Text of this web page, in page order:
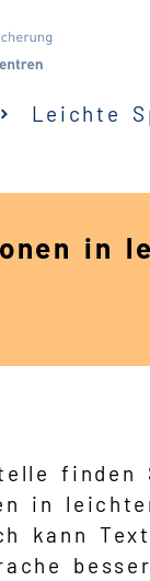
Leichte
in
finden
in
kann